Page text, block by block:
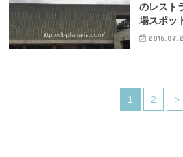
のレスト
場スポッ
1 2 >